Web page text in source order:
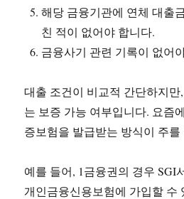
해당 금융기관에 연체 대출
친 적이 없어야 합니다.
금융사기 관련 기록이 없어
대출 조건이 비교적 간단하지
는 보증 가능 여부입니다. 요즘
증보험을 발급받는 방식이 주
예를 들어, 1금융권의 경우 SGI
개인금융신용보험에 가입할 수